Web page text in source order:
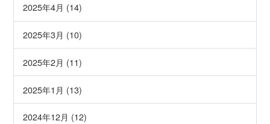
2025年4月 (14)
2025年3月 (10)
2025年2月 (11)
2025年1月 (13)
2024年12月 (12)